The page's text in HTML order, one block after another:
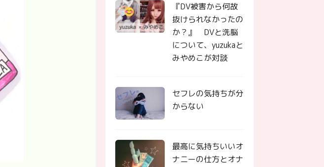
『DV被害から何故
抜けられなかったの
か？』 DVと洗脳
について、yuzukaと
みやめこが対談
セフレの気持ちが分
からない
最高に気持ちいいオ
ナニーの仕方とオナ